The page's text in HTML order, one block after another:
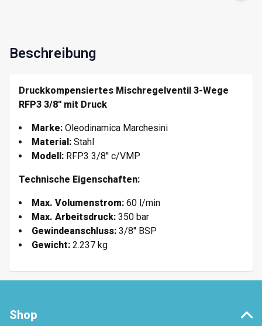
Beschreibung
Druckkompensiertes Mischregelventil 3-Wege
RFP3 3/8'' mit Druck
Marke: Oleodinamica Marchesini
Material: Stahl
Modell: RFP3 3/8'' c/VMP
Technische Eigenschaften:
Max. Volumenstrom: 60 l/min
Max. Arbeitsdruck: 350 bar
Gewindeanschluss: 3/8'' BSP
Gewicht: 2.237 kg
Shop